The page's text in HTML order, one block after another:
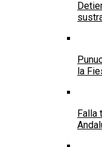
la
Falla